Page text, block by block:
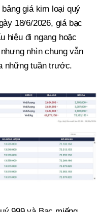
giá kim loại quý
18/6/2026, giá bạc
hiệu đi ngang hoặc
nhìn chung vẫn
những tuần trước.